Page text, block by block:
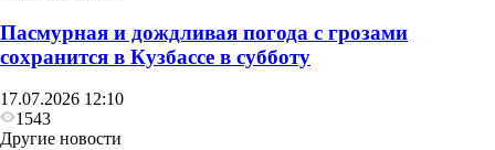
Пасмурная и дождливая погода с грозами
сохранится в Кузбассе в субботу
17.07.2026 12:10
1543
Другие новости